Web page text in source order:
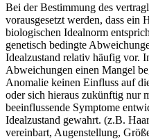
Bei der Bestimmung des
vorausgesetzt werden, dass
biologischen Idealnorm
genetisch bedingte
Idealzustand relativ häufig vor.
Abweichungen einen Mangel
Anomalie keinen Einfluss auf
oder sich hieraus zukünftig nur
beeinflussende Symptome
Idealzustand gewahrt. (z.B.
vereinbart, Augenstellung,